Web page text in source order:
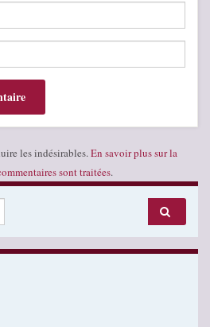
les indésirables. En savoir plus sur la
sont traitées.